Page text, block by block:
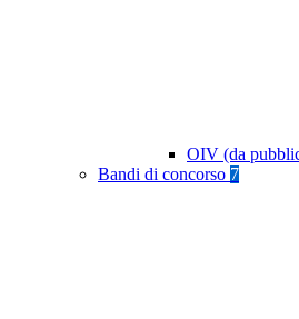
OIV (da
Bandi di concorso 7